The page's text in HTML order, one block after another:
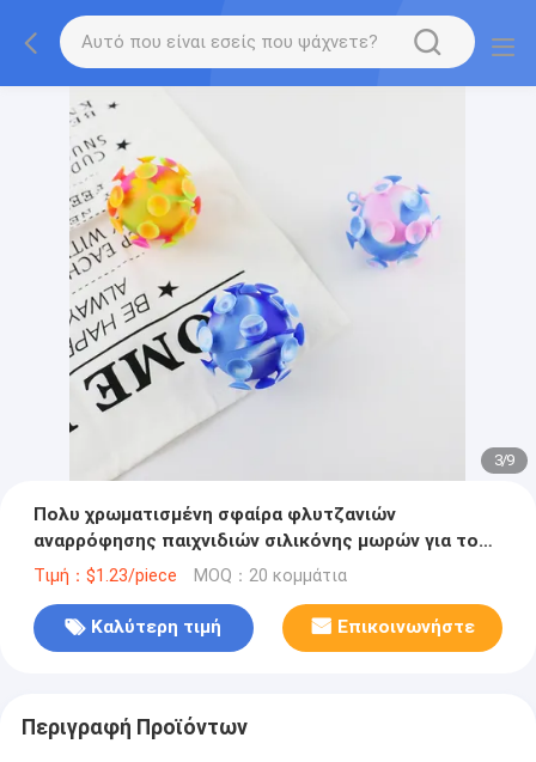
3/9
Πολυ χρωματισμένη σφαίρα φλυτζανιών
αναρρόφησης παιχνιδιών σιλικόνης μωρών για το
κόμμα παιδιών
Τιμή：$1.23/piece MOQ：20 κομμάτια
Καλύτερη τιμή Επικοινωνήστε
Περιγραφή Προϊόντων